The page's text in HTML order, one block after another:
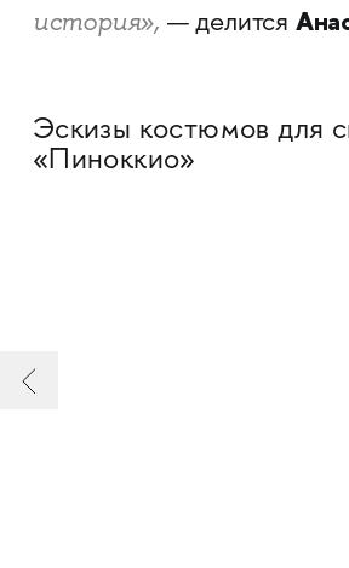
история», — делится
Эскизы костюмов для
«Пиноккио»